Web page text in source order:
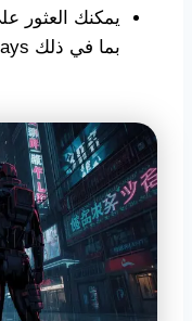
بما في ذلك subreddit r/SakamotoDays.